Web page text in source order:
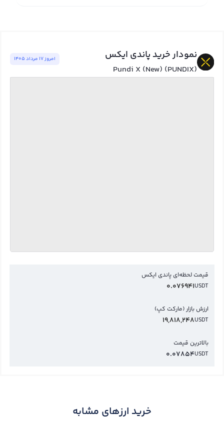
نمودار خرید پاندی ایکس
Pundi X (New) (PUNDIX)
امروز ١٧ مرداد ١٤٠٥
قیمت لحظه‌ای پاندی ایکس
USDT
0.076941
ارزش بازار (مارکت کپ)
USDT
19,818,248
بالاترین قیمت
USDT
0.07854
خرید ارزهای مشابه